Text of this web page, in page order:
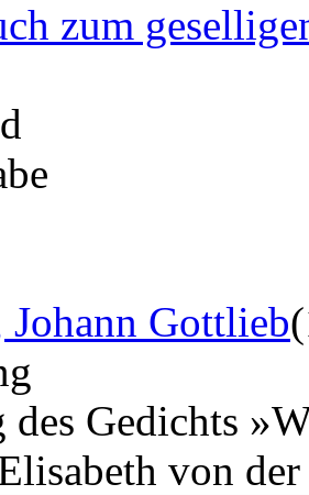
zum
Johann Gottlieb
des Gedichts
von